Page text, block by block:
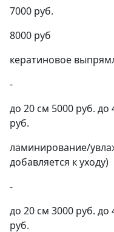
7000 руб.
8000 руб
кератиновое
-
до 20 см 5000 руб. до
руб.
ламинирование/
добавляется к уходу)
-
до 20 см 3000 руб. до
руб.